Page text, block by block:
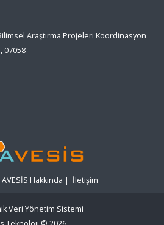
Araştırma Projeleri Koordinasyon
07058
AVESİS Hakkında | İletişim
Veri Yönetim Sistemi